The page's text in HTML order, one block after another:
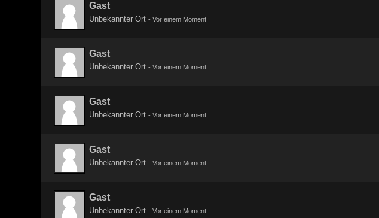
Gast
Unbekannter Ort - Vor einem Moment
Gast
Unbekannter Ort - Vor einem Moment
Gast
Unbekannter Ort - Vor einem Moment
Gast
Unbekannter Ort - Vor einem Moment
Gast
Unbekannter Ort - Vor einem Moment